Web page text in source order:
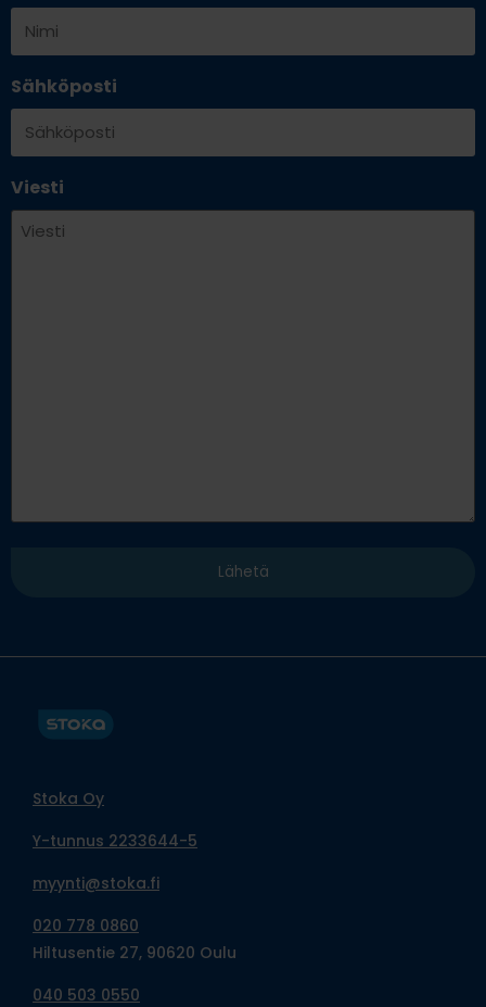
Sähköposti
Viesti
Stoka Oy
Y-tunnus 2233644-5
myynti@stoka.fi
020 778 0860
Hiltusentie 27, 90620 Oulu
040 503 0550